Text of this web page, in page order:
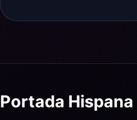
Portada Hispana